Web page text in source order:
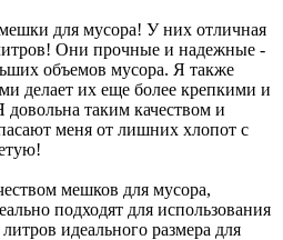
для мусора! У них отличная
Они прочные и надежные -
объемов мусора. Я также
делает их еще более крепкими и
таким качеством и
меня от лишних хлопот с
мешков для мусора,
подходят для использования
идеального размера для